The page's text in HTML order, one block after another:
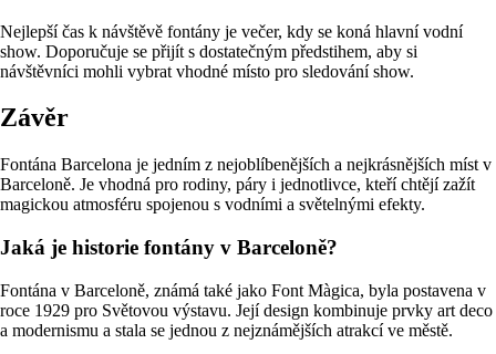
Nejlepší čas k návštěvě fontány je večer, kdy se koná hlavní vodní
show. Doporučuje se přijít s dostatečným předstihem, aby si
návštěvníci mohli vybrat vhodné místo pro sledování show.
Závěr
Fontána Barcelona je jedním z nejoblíbenějších a nejkrásnějších míst v
Barceloně. Je vhodná pro rodiny, páry i jednotlivce, kteří chtějí zažít
magickou atmosféru spojenou s vodními a světelnými efekty.
Jaká je historie fontány v Barceloně?
Fontána v Barceloně, známá také jako Font Màgica, byla postavena v
roce 1929 pro Světovou výstavu. Její design kombinuje prvky art deco
a modernismu a stala se jednou z nejznámějších atrakcí ve městě.